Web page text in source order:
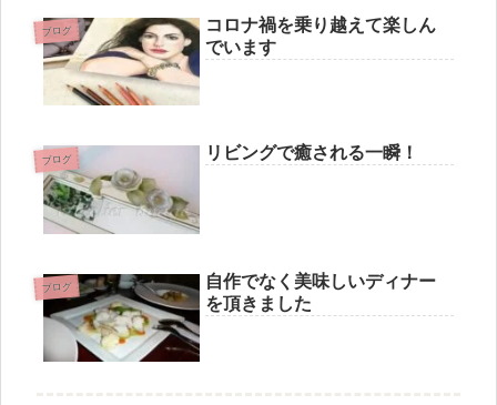
ブログ
コロナ禍を乗り越えて楽しん
でいます
ブログ リビングで癒される一瞬！
ブログ
自作でなく美味しいディナー
を頂きました